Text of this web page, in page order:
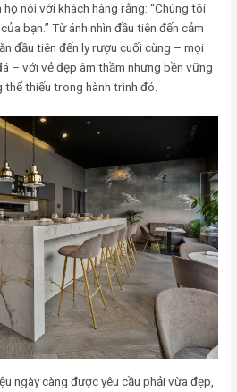
nói với khách hàng rằng: “Chúng tôi
bạn.” Từ ánh nhìn đầu tiên đến cảm
đầu tiên đến ly rượu cuối cùng – mọi
– với vẻ đẹp âm thầm nhưng bền vững
thiếu trong hành trình đó.
ngày càng được yêu cầu phải vừa đẹp,